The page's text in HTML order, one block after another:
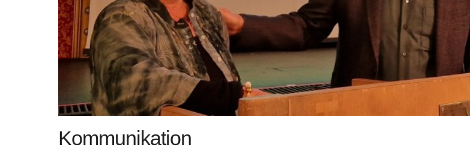
Inspiration
Værktøjskassen
Kommunikation